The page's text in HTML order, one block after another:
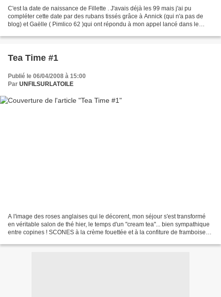
C'est la date de naissance de Fillette . J'avais déjà les 99 mais j'ai pu
compléter cette date par des rubans tissés grâce à Annick (qui n'a pas de
blog) et Gaëlle ( Pimlico 62 )qui ont répondu à mon appel lancé dans le
Tea Time #1
Publié le 06/04/2008 à 15:00
Par UNFILSURLATOILE
A l'image des roses anglaises qui le décorent, mon séjour s'est transformé
en véritable salon de thé hier, le temps d'un "cream tea"... bien sympathique
entre copines ! SCONES à la crème fouettée et à la confiture de framboises,